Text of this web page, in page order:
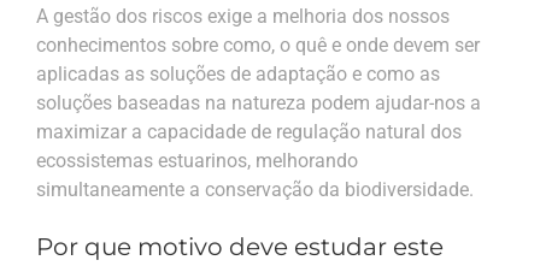
A gestão dos riscos exige a melhoria dos nossos
conhecimentos sobre como, o quê e onde devem ser
aplicadas as soluções de adaptação e como as
soluções baseadas na natureza podem ajudar-nos a
maximizar a capacidade de regulação natural dos
ecossistemas estuarinos, melhorando
simultaneamente a conservação da biodiversidade.
Por que motivo deve estudar este